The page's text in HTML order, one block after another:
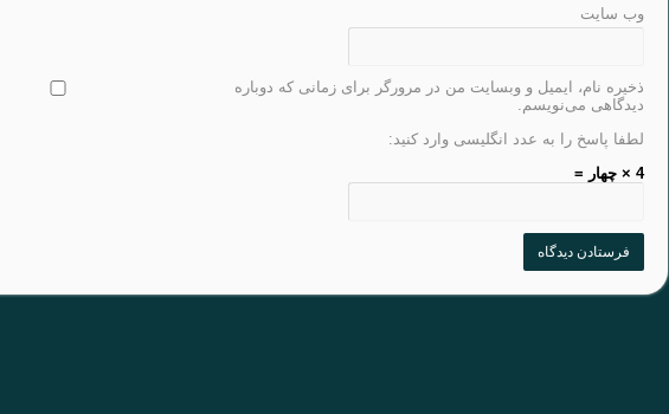
وب‌ سایت
ذخیره نام، ایمیل و وبسایت من در مرورگر برای زمانی که دوباره
دیدگاهی می‌نویسم.
لطفا پاسخ را به عدد انگلیسی وارد کنید:
4 × چهار =